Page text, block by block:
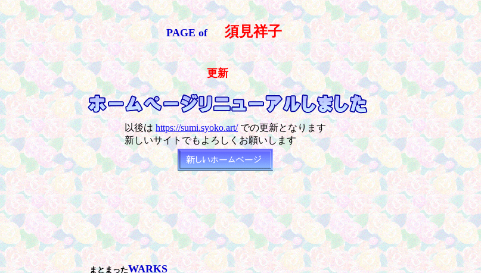
PAGE of須見祥子
更新
以後は https://sumi.syoko.art/での更新となります
新しいサイトでもよろしくお願いします
まとまったWARKS